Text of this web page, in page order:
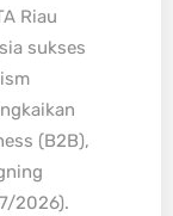
Riau
sukses
(B2B),
2026).